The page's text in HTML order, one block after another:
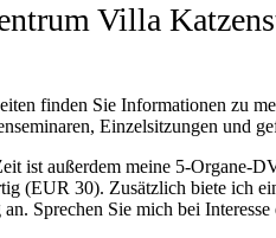
Villa
finden Sie Informationen zu
Einzelsitzungen und
ist außerdem meine 5-Organe-
(EUR 30). Zusätzlich biete ich
Sprechen Sie mich bei